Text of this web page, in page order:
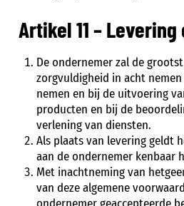
Artikel 11 –
De ondernemer zal de
zorgvuldigheid in acht
nemen en bij de uitvoering
producten en bij de
verlening van diensten.
Als plaats van levering geldt
aan de ondernemer kenbaar
Met inachtneming van
van deze algemene